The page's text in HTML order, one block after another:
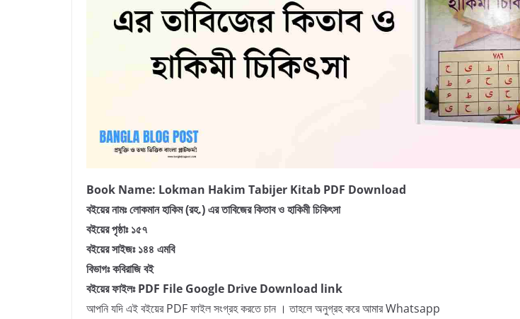
Book Name: Lokman Hakim Tabijer Kitab PDF Download
বইয়ের নামঃ লোকমান হাকিম (রহ.) এর তাবিজের কিতাব ও হাকিমী চিকিৎসা
বইয়ের পৃষ্ঠাঃ ১৫৭
বইয়ের সাইজঃ ১৪৪ এমবি
বিভাগঃ কবিরাজি বই
বইয়ের ফাইলঃ PDF File Google Drive Download link
আপনি যদি এই বইয়ের PDF ফাইল সংগ্রহ করতে চান । তাহলে অনুগ্রহ করে আমার Whatsapp